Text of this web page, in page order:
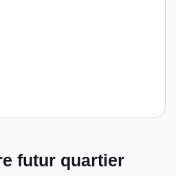
futur quartier